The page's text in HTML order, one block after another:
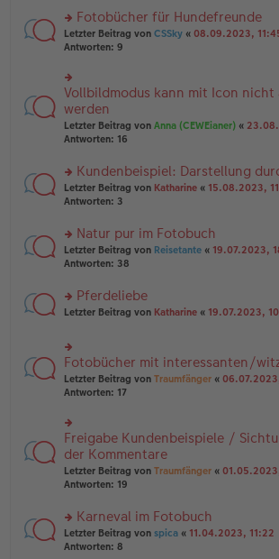
ger
B
ei
tr
g
el
es
e
er
B
ei
tr
a
g
rs
te
u
n
g
el
es
e
er
B
ei
tr
g
Fotobücher für Hundefreunde
Letzter Beitrag von CSSky « 08.09.2023,
Antworten: 9
rs
te
r
u
n
el
es
e
B
ei
tr
g
Vollbildmodus kann mit Icon nicht
werden
Letzter Beitrag von Anna (CEWEianer) «
Antworten: 16
rs
te
n
g
el
e
n
ei
tr
a
g
Kundenbeispiel: Darstellung
Letzter Beitrag von Katharine « 15.08.2023,
Antworten: 3
rs
te
n
g
es
e
n
er
B
tr
a
g
Natur pur im Fotobuch
Letzter Beitrag von Reisetante « 19.07.2023,
Antworten: 38
rs
u
n
g
el
e
n
er
B
ei
tr
g
Pferdeliebe
Letzter Beitrag von Katharine « 19.07.2023,
rs
te
r
g
el
es
e
n
ei
tr
a
Fotobücher mit interessanten/
Letzter Beitrag von Traumfänger «
Antworten: 17
rs
te
r
u
n
el
es
e
Freigabe Kundenbeispiele /
der Kommentare
Letzter Beitrag von Traumfänger «
Antworten: 19
rs
te
Karneval im Fotobuch
Letzter Beitrag von spica « 11.04.2023, 11:22
Antworten: 8